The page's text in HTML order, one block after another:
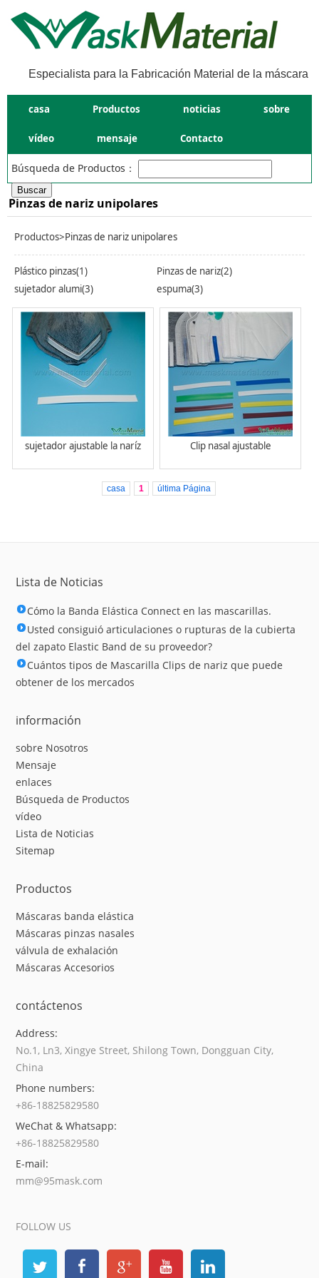
Especialista para la Fabricación Material de la máscara
casa Productos noticias sobre
vídeo mensaje Contacto
Búsqueda de Productos：
Pinzas de nariz unipolares
Productos>Pinzas de nariz unipolares
Plástico pinzas(1)
Pinzas de nariz(2)
sujetador alumi(3)
espuma(3)
sujetador ajustable la naríz Clip nasal ajustable
casa 1 última Página
Lista de Noticias
Cómo la Banda Elástica Connect en las mascarillas.
Usted consiguió articulaciones o rupturas de la cubierta
del zapato Elastic Band de su proveedor?
Cuántos tipos de Mascarilla Clips de nariz que puede
obtener de los mercados
información
sobre Nosotros
Mensaje
enlaces
Búsqueda de Productos
vídeo
Lista de Noticias
Sitemap
Productos
Máscaras banda elástica
Máscaras pinzas nasales
válvula de exhalación
Máscaras Accesorios
contáctenos
Address:
No.1, Ln3, Xingye Street, Shilong Town, Dongguan City,
China
Phone numbers:
+86-18825829580
WeChat & Whatsapp:
+86-18825829580
E-mail:
mm@95mask.com
FOLLOW US